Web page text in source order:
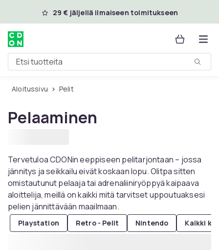
Ohita ja siirry pääsisältöön
29 € jäljellä ilmaiseen toimitukseen
Etsi tuotteita
Aloitussivu Pelit
Pelaaminen
Tervetuloa CDONin eeppiseen pelitarjontaan – jossa
jännitys ja seikkailu eivät koskaan lopu. Olitpa sitten
omistautunut pelaaja tai adrenaliiniryöppyä kaipaava
aloittelija, meillä on kaikki mitä tarvitset uppoutuaksesi
pelien jännittävään maailmaan.
Playstation Retro - Pelit Nintendo Kaikki